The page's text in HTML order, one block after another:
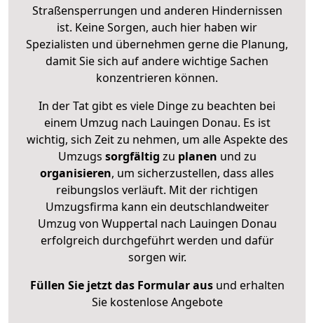
Straßensperrungen und anderen Hindernissen
ist. Keine Sorgen, auch hier haben wir
Spezialisten und übernehmen gerne die Planung,
damit Sie sich auf andere wichtige Sachen
konzentrieren können.
In der Tat gibt es viele Dinge zu beachten bei
einem Umzug nach Lauingen Donau. Es ist
wichtig, sich Zeit zu nehmen, um alle Aspekte des
Umzugs sorgfältig zu planen und zu
organisieren, um sicherzustellen, dass alles
reibungslos verläuft. Mit der richtigen
Umzugsfirma kann ein deutschlandweiter
Umzug von Wuppertal nach Lauingen Donau
erfolgreich durchgeführt werden und dafür
sorgen wir.
Füllen Sie jetzt das Formular ausund erhalten
Sie kostenlose Angebote